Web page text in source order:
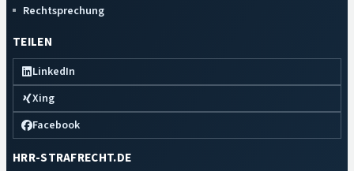
Rechtsprechung
TEILEN
LinkedIn
Xing
Facebook
HRR-STRAFRECHT.DE